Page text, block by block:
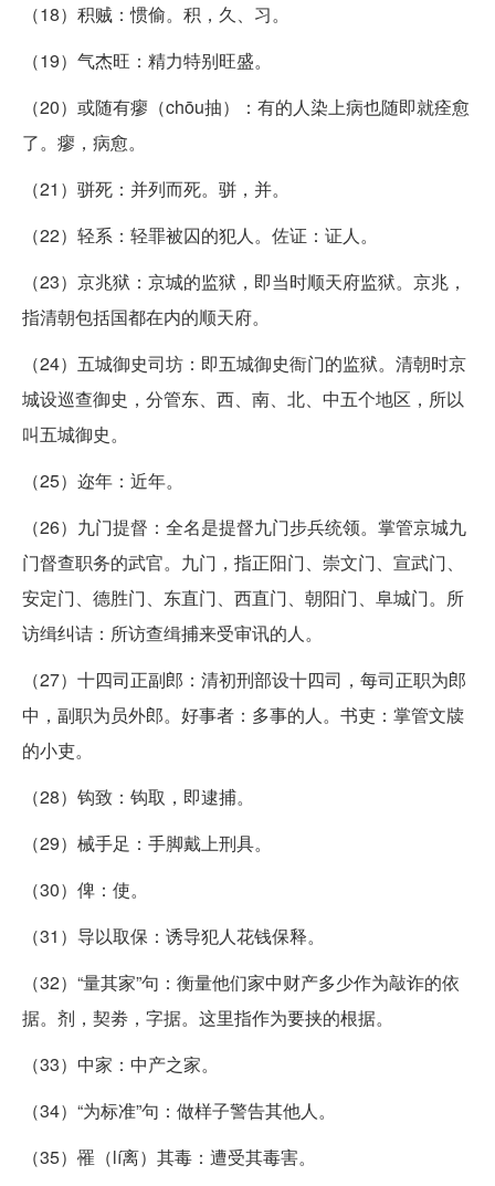
（18）积贼：惯偷。积，久、习。
（19）气杰旺：精力特别旺盛。
（20）或随有瘳（chōu抽）：有的人染上病也随即就痊愈
了。瘳，病愈。
（21）骈死：并列而死。骈，并。
（22）轻系：轻罪被囚的犯人。佐证：证人。
（23）京兆狱：京城的监狱，即当时顺天府监狱。京兆，
指清朝包括国都在内的顺天府。
（24）五城御史司坊：即五城御史衙门的监狱。清朝时京
城设巡查御史，分管东、西、南、北、中五个地区，所以
叫五城御史。
（25）迩年：近年。
（26）九门提督：全名是提督九门步兵统领。掌管京城九
门督查职务的武官。九门，指正阳门、崇文门、宣武门、
安定门、德胜门、东直门、西直门、朝阳门、阜城门。所
访缉纠诘：所访查缉捕来受审讯的人。
（27）十四司正副郎：清初刑部设十四司，每司正职为郎
中，副职为员外郎。好事者：多事的人。书吏：掌管文牍
的小吏。
（28）钩致：钩取，即逮捕。
（29）械手足：手脚戴上刑具。
（30）俾：使。
（31）导以取保：诱导犯人花钱保释。
（32）“量其家”句：衡量他们家中财产多少作为敲诈的依
据。剂，契劵，字据。这里指作为要挟的根据。
（33）中家：中产之家。
（34）“为标准”句：做样子警告其他人。
（35）罹（lí离）其毒：遭受其毒害。